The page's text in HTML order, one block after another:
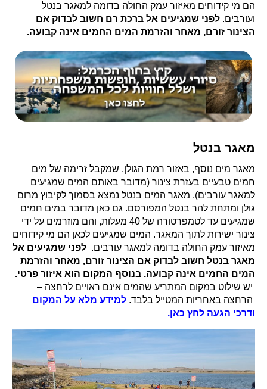
הם מי קידוחים מאיזור עמק החולה בדומה למאגר בנטל
ועורבים. לפני שמגיעים אל ברכת רם חשוב לבדוק אם
הצינור זורם, מאחר והזרמת המים החמים אינה קבועה.
מאגר בנטל
מאגר מים נוסף, באזור רמת הגולן, שמקבל זרימה של מים
חמים טבעיים בעזרת צינור (מדובר באותם המים שמגיעים
למאגר עורבים). מאגר המים בנטל נמצא בסמוך לקיבוץ מרום
גולן ומתחת להר בנטל המפורסם. גם כאן מדובר במים חמים
שמגיעים עד לטמפרטורה של 40 מעלות, והם מוזרמים על ידי
צינור ישירות לתוך המאגר. המים שמגיעים לכאן הם מי קידוחים
מאיזור עמק החולה בדומה למאגר עורבים. לפני שמגיעים אל
מאגר בנטל חשוב לבדוק אם הצינור זורם, מאחר והזרמת
המים החמים אינה קבועה. בנוסף המקום הוא איזור פרטי.
יש שילוט במקום המתריע שהמים אינם ראויים לרחצה –
הרחצה באחריות המטייל בלבד. למידע מלא על המקום
ודרכי הגעה לחץ כאן.